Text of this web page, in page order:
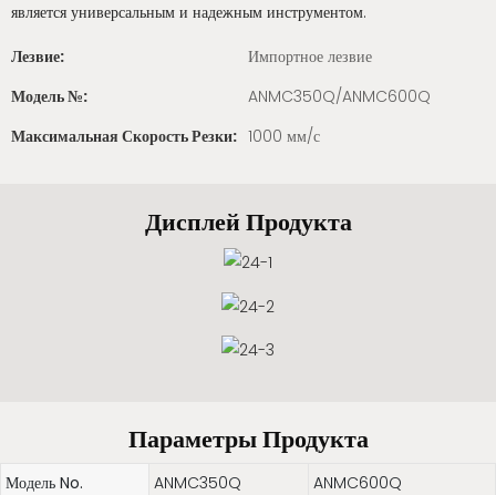
является универсальным и надежным инструментом.
Лезвие:
Импортное лезвие
Модель №:
ANMC350Q/ANMC600Q
Максимальная Скорость Резки: 1000 мм/с
Дисплей Продукта
Параметры Продукта
Модель No. ANMC350Q
ANMC600Q